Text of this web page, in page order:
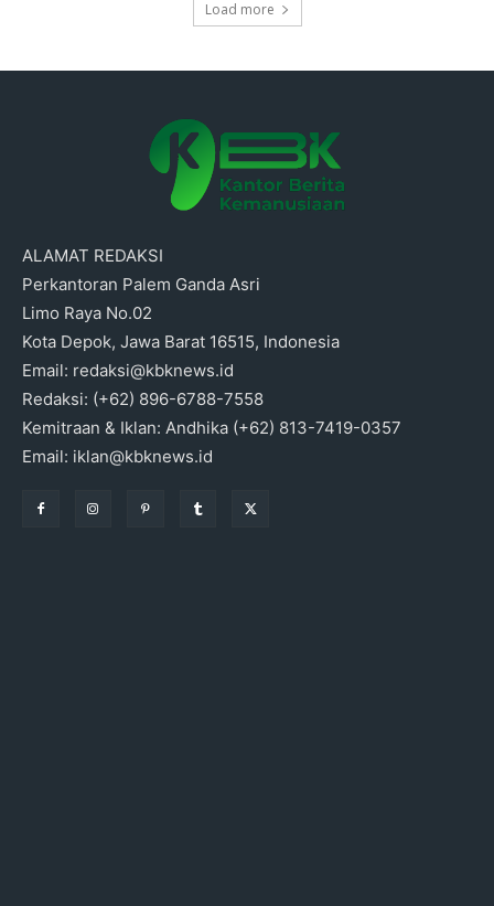
Load more
ALAMAT REDAKSI
Perkantoran Palem Ganda Asri
Limo Raya No.02
Kota Depok, Jawa Barat 16515, Indonesia
Email: redaksi@kbknews.id
Redaksi: (+62) 896-6788-7558
Kemitraan & Iklan: Andhika (+62) 813-7419-0357
Email: iklan@kbknews.id